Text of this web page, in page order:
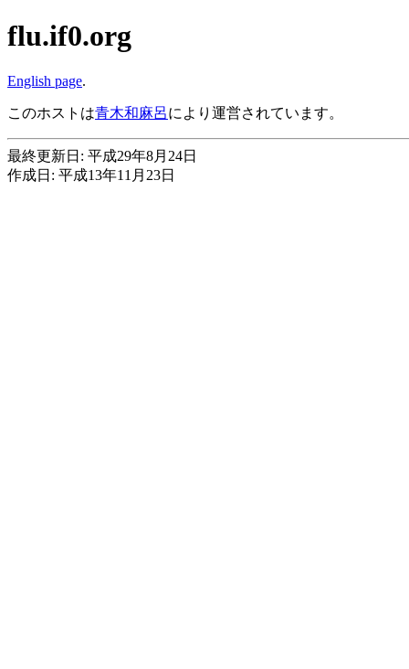
flu.if0.org
English page.
このホストは青木和麻呂により運営されています。
最終更新日: 平成29年8月24日
作成日: 平成13年11月23日